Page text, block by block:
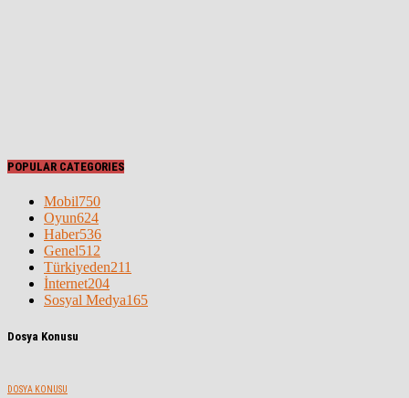
POPULAR CATEGORIES
Mobil750
Oyun624
Haber536
Genel512
Türkiyeden211
İnternet204
Sosyal Medya165
Dosya Konusu
DOSYA KONUSU